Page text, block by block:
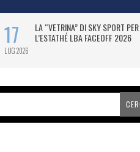
17
LUG 2026
LA “VETRINA” DI SKY SPORT PER
L’ESTATHÉ LBA FACEOFF 2026